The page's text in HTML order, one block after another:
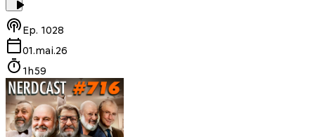
Ep. 1028
01.mai.26
1h59